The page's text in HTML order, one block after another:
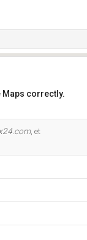
Maps correctly.
, et